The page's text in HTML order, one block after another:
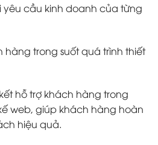
cầu kinh doanh của từng
hàng trong suốt quá trình thiết
hỗ trợ khách hàng trong
web, giúp khách hàng hoàn
hiệu quả.